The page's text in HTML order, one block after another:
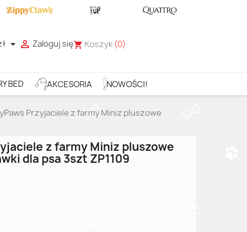
  Zaloguj sięshopping_cart Koszyk (0)
BED AKCESORIA NOWOŚCI!
Przyjaciele z farmy Miniz pluszowe
z farmy Miniz pluszowe
dla psa 3szt ZP1109